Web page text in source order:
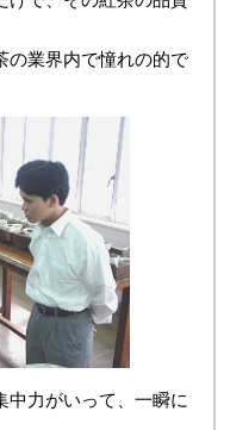
業界内で憧れの的で
中力がいって、一瞬に